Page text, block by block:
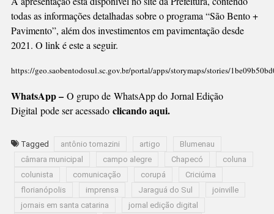
todas as informações detalhadas sobre o programa “São Bento +
Pavimento”, além dos investimentos em pavimentação desde
2021. O link é este a seguir.
https://geo.saobentodosul.sc.gov.br/portal/apps/storymaps/stories/
WhatsApp – O grupo de WhatsApp do Jornal Edição
Digital pode ser acessado clicando aqui.
Tagged antônio tomazini artigo
Blumenau
câmara municipal
campo alegre Chapecó
coluna
colunista
comunicação corupá
Criciúma
florianópolis
imprensa Jaraguá do Sul
joinville
jornais em santa catarina
jornal edição digital